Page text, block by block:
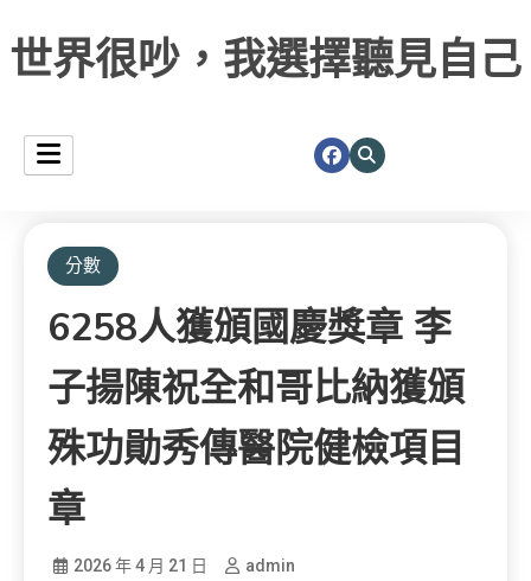
世界很吵，我選擇聽見自己
分數
6258人獲頒國慶獎章 李
子揚陳祝全和哥比納獲頒
殊功勛秀傳醫院健檢項目
章
2026 年 4 月 21 日 admin